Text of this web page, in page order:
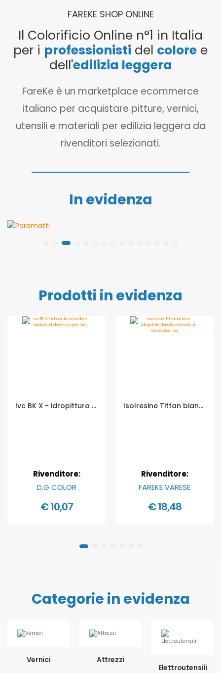
FAREKE SHOP ONLINE
Il Colorificio Online n°1 in Italia
per i professionisti del colore e
dell'edilizia leggera
FareKe è un marketplace ecommerce
italiano per acquistare pitture, vernici,
utensili e materiali per edilizia leggera da
rivenditori selezionati.
In evidenza
Prodotti in evidenza
Ivc BK X - idropittura lavabile opaca ad elevata copertura - Formato in litri: 1 lt
Rivenditore:
D.G COLOR
€ 10,07
Isolresine Tittan bianco idropittura lavabile a base di resina acrilica - Formato in litri: 4 lt
Rivenditore:
FAREKE VARESE
€ 18,48
Categorie in evidenza
Vernici
Attrezzi
Elettroutensili